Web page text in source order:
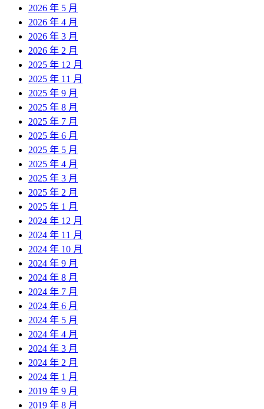
2026 年 5 月
2026 年 4 月
2026 年 3 月
2026 年 2 月
2025 年 12 月
2025 年 11 月
2025 年 9 月
2025 年 8 月
2025 年 7 月
2025 年 6 月
2025 年 5 月
2025 年 4 月
2025 年 3 月
2025 年 2 月
2025 年 1 月
2024 年 12 月
2024 年 11 月
2024 年 10 月
2024 年 9 月
2024 年 8 月
2024 年 7 月
2024 年 6 月
2024 年 5 月
2024 年 4 月
2024 年 3 月
2024 年 2 月
2024 年 1 月
2019 年 9 月
2019 年 8 月